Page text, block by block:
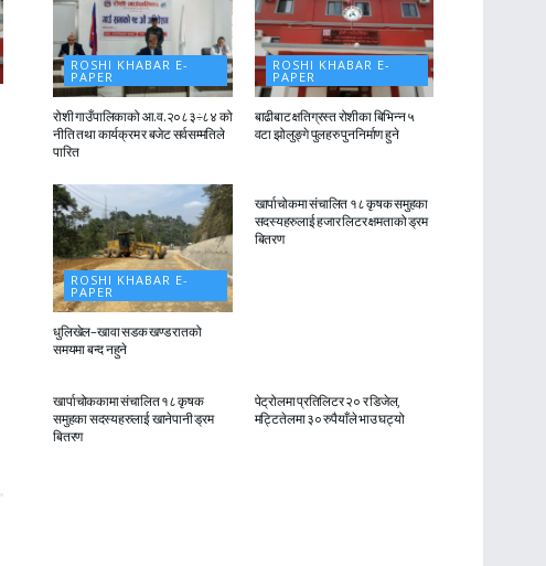
ROSHI KHABAR E-
PAPER
रोशी गाउँपालिकाको आ.व.२०८३÷८४ को
नीति तथा कार्यक्रम र बजेट सर्वसम्मतिले
पारित
ROSHI KHABAR E-
PAPER
बाढीबाट क्षतिग्रस्त रोशीका बिभिन्न ५
वटा झोलुङ्गे पुलहरु पुननिर्माण हुने
ROSHI KHABAR E-
PAPER
धुलिखेल–खावा सडक खण्ड रातको
समयमा बन्द नहुने
खार्पाचोकमा संचालित १८ कृषक समुहका
सदस्यहरुलाई हजार लिटर क्षमताको ड्रम
बितरण
ROSHI KHABAR E-
खार्पाचोककामा संचालित १८ कृषक
समुहका सदस्यहरुलाई खानेपानी ड्रम
बितरण
पेट्रोलमा प्रतिलिटर २० र डिजेल,
मट्टितेलमा ३० रुपैयाँले भाउ घट्यो